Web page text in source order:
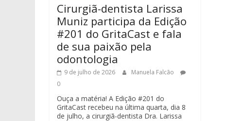
Cirurgiã-dentista Larissa
Muniz participa da Edição
#201 do GritaCast e fala
de sua paixão pela
odontologia
9 de julho de 2026
Manuela Falcão
0
Ouça a matéria! A Edição #201 do
GritaCast recebeu na última quarta, dia 8
de julho, a cirurgiã-dentista Dra. Larissa